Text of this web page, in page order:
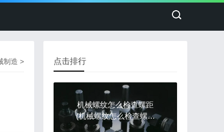
制造 > 点击排行
机械螺纹怎么检查螺距
(机械螺纹怎么检查螺距
是否正常)